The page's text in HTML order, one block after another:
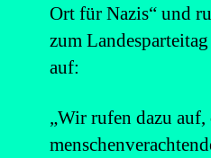
Ort für Nazis“ und
zum
auf:
„Wir rufen dazu auf,